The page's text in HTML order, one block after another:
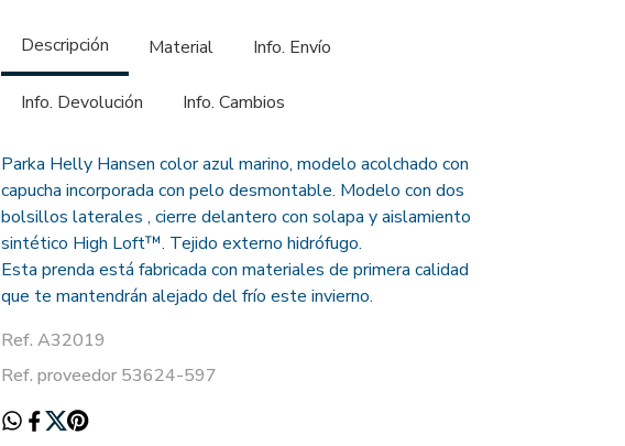
Descripción Material Info. Envío
Info. Devolución Info. Cambios
Parka Helly Hansen color azul marino, modelo acolchado con
capucha incorporada con pelo desmontable. Modelo con dos
bolsillos laterales , cierre delantero con solapa y aislamiento
sintético High Loft™. Tejido externo hidrófugo.
Esta prenda está fabricada con materiales de primera calidad
que te mantendrán alejado del frío este invierno.
Ref. A32019
Ref. proveedor 53624-597